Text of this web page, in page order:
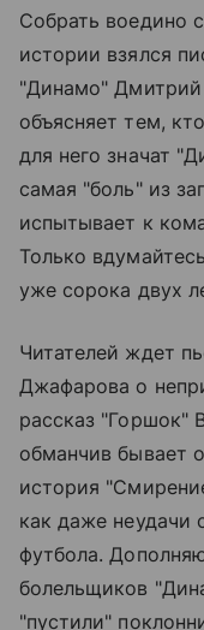
Собрать воедино
истории взялся
"Динамо" Дмитрий
объясняет тем,
для него значат
самая "боль" из
испытывает к
Только
уже сорока двух
Читателей ждет
Джафарова о
рассказ "Горшок"
обманчив бывает
история
как даже неудачи
футбола.
болельщиков
"пустили"